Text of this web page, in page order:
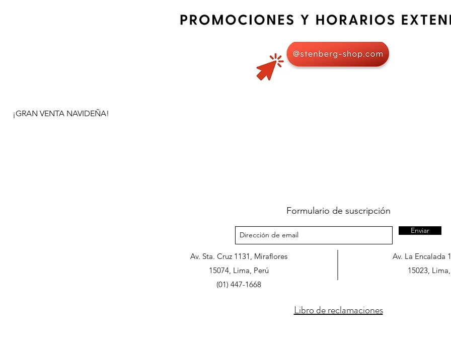
¡GRAN VENTA NAVIDEÑA!
Formulario de suscripción
Enviar
Av. Sta. Cruz 1131, Miraflores
15074, Lima, Perú
Av. La Encalada
15023,
(01) 447-1668
Libro de reclamaciones